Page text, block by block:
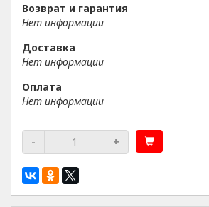
Возврат и гарантия
Нет информации
Доставка
Нет информации
Оплата
Нет информации
- +